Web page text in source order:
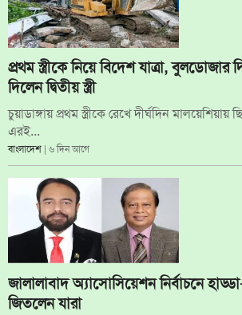
প্রথম স্ত্রীকে নিয়ে বিদেশ যাত্রা, বুলডোজার
দিলেন দ্বিতীয় স্ত্রী
চুয়াডাঙ্গায় প্রথম স্ত্রীকে রেখে দীর্ঘদিন মালয়েশিয়ায়
এরই...
বাংলাদেশ | ৬ দিন আগে
জালালাবাদ অ্যাসোসিয়েশন নির্বাচনে
জিতলেন যারা